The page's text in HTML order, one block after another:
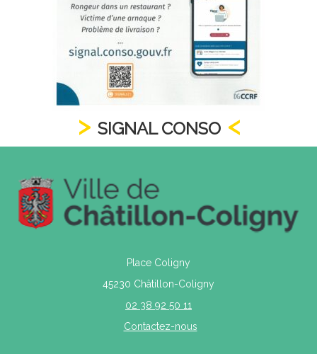
SIGNAL CONSO
Place Coligny
45230 Châtillon-Coligny
02 38 92 50 11
Contactez-nous